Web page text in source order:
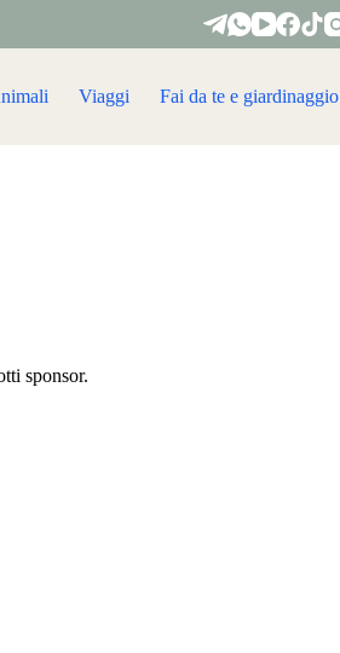
Viaggi Fai da te e giardinaggio
sponsor.